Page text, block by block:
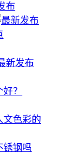
？
色彩的
锈钢吗